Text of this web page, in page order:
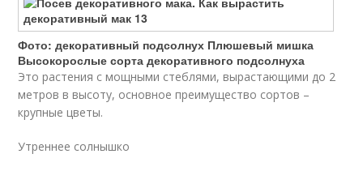
Фото: декоративный подсолнух Плюшевый мишка
Высокорослые сорта декоративного подсолнуха
Это растения с мощными стеблями, вырастающими до 2
метров в высоту, основное преимущество сортов –
крупные цветы.
Утреннее солнышко